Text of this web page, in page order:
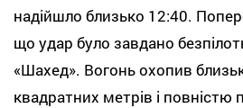
надійшло близько 12:40.
що удар було завдано
«Шахед». Вогонь охопив
квадратних метрів і